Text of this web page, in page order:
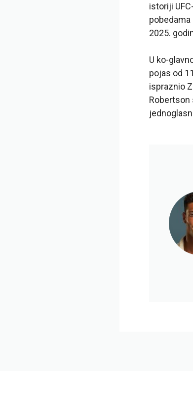
istoriji
2025.
U ko-
pojas od
ispraznio
Robertson